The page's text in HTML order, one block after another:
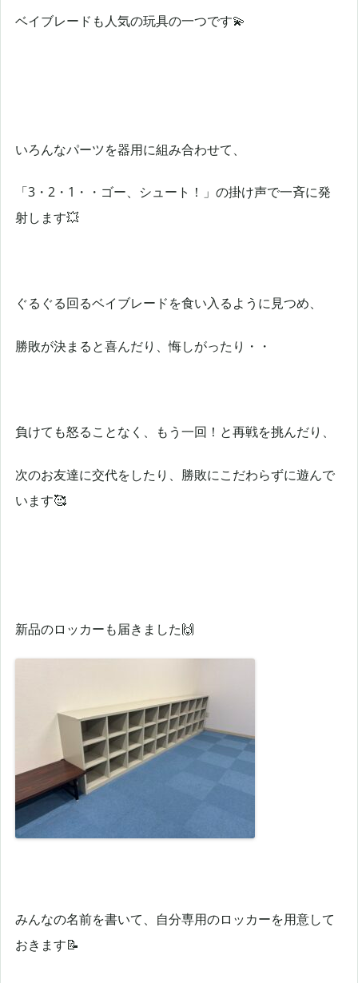
ベイブレードも人気の玩具の一つです💫
いろんなパーツを器用に組み合わせて、
「3・2・1・・ゴー、シュート！」の掛け声で一斉に発
射します💥
ぐるぐる回るベイブレードを食い入るように見つめ、
勝敗が決まると喜んだり、悔しがったり・・
負けても怒ることなく、もう一回！と再戦を挑んだり、
次のお友達に交代をしたり、勝敗にこだわらずに遊んで
います🥰
新品のロッカーも届きました🙌
みんなの名前を書いて、自分専用のロッカーを用意して
おきます📝